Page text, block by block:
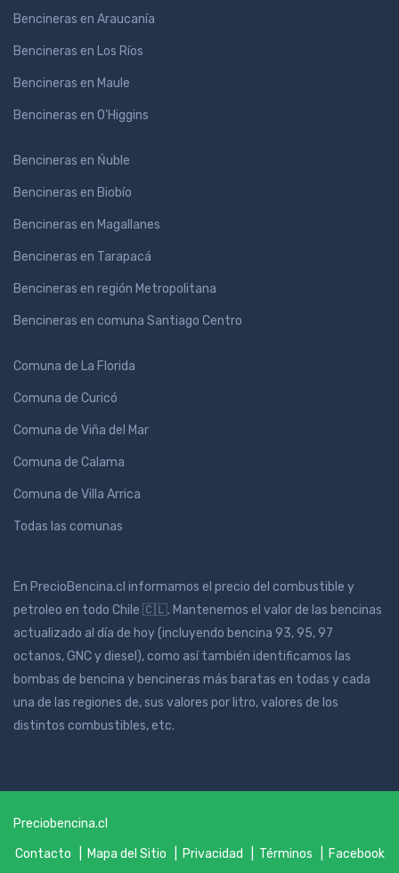
Bencineras en Araucanía
Bencineras en Los Ríos
Bencineras en Maule
Bencineras en O'Higgins
Bencineras en Ńuble
Bencineras en Biobío
Bencineras en Magallanes
Bencineras en Tarapacá
Bencineras en región Metropolitana
Bencineras en comuna Santiago Centro
Comuna de La Florida
Comuna de Curicó
Comuna de Viña del Mar
Comuna de Calama
Comuna de Villa Arrica
Todas las comunas
En PrecioBencina.cl informamos el precio del combustible y
petroleo en todo Chile 🇨🇱. Mantenemos el valor de las bencinas
actualizado al día de hoy (incluyendo bencina 93, 95, 97
octanos, GNC y diesel), como así también identificamos las
bombas de bencina y bencineras más baratas en todas y cada
una de las regiones de, sus valores por litro, valores de los
distintos combustibles, etc.
Preciobencina.cl
Contacto
Mapa del Sitio Privacidad | Términos Facebook